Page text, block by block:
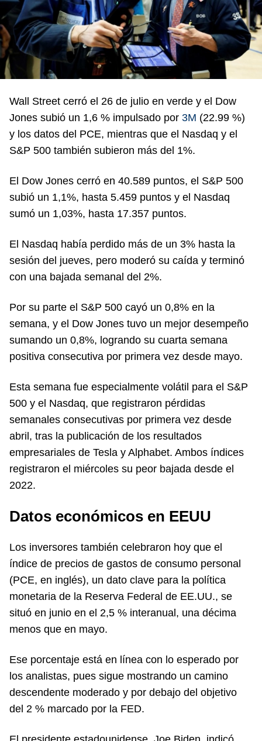
Wall Street cerró el 26 de julio en verde y el Dow
Jones subió un 1,6 % impulsado por 3M (22.99 %)
y los datos del PCE, mientras que el Nasdaq y el
S&P 500 también subieron más del 1%.
El Dow Jones cerró en 40.589 puntos, el S&P 500
subió un 1,1%, hasta 5.459 puntos y el Nasdaq
sumó un 1,03%, hasta 17.357 puntos.
El Nasdaq había perdido más de un 3% hasta la
sesión del jueves, pero moderó su caída y terminó
con una bajada semanal del 2%.
Por su parte el S&P 500 cayó un 0,8% en la
semana, y el Dow Jones tuvo un mejor desempeño
sumando un 0,8%, logrando su cuarta semana
positiva consecutiva por primera vez desde mayo.
Esta semana fue especialmente volátil para el S&P
500 y el Nasdaq, que registraron pérdidas
semanales consecutivas por primera vez desde
abril, tras la publicación de los resultados
empresariales de Tesla y Alphabet. Ambos índices
registraron el miércoles su peor bajada desde el
2022.
Datos económicos en EEUU
Los inversores también celebraron hoy que el
índice de precios de gastos de consumo personal
(PCE, en inglés), un dato clave para la política
monetaria de la Reserva Federal de EE.UU., se
situó en junio en el 2,5 % interanual, una décima
menos que en mayo.
Ese porcentaje está en línea con lo esperado por
los analistas, pues sigue mostrando un camino
descendente moderado y por debajo del objetivo
del 2 % marcado por la FED.